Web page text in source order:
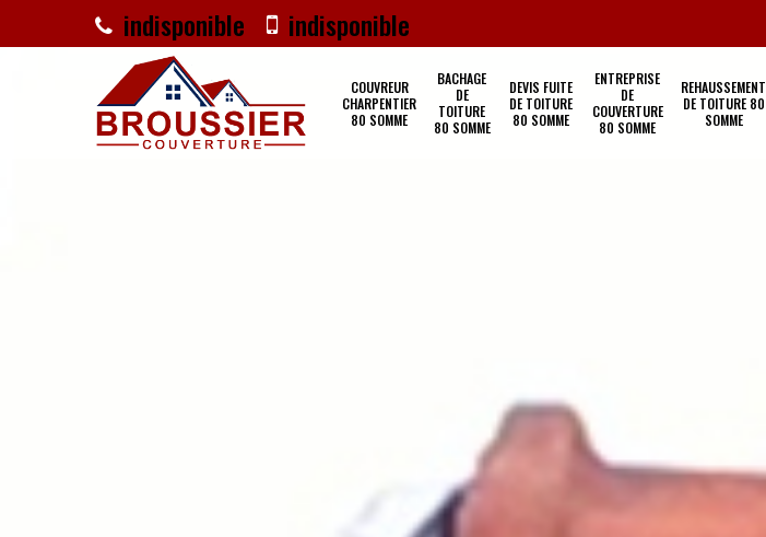
indisponible indisponible
COUVREUR
CHARPENTIER
80 SOMME
BACHAGE
DE
TOITURE
80 SOMME
DEVIS FUITE
DE TOITURE
80 SOMME
ENTREPRISE
DE
COUVERTURE
80 SOMME
REHAUSSEMENT
DE TOITURE 80
SOMME